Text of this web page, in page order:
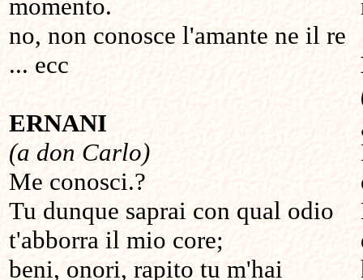
momento.
no, non conosce l'amante ne il re
... ecc
ERNANI
(a don Carlo)
Me conosci.?
Tu dunque saprai con qual odio
t'abborra il mio core;
beni, onori, rapito tu m'hai